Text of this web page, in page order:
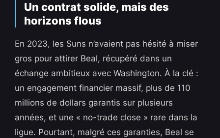
Un contrat solide, mais des
horizons flous
En 2023, les Suns n’avaient pas hésité à miser
gros pour attirer Beal, récupéré dans un
échange ambitieux avec Washington. À la clé :
un engagement financier massif, plus de 110
millions de dollars garantis sur plusieurs
années, et une « no-trade close » rare dans la
ligue. Pourtant, malgré ces garanties, Beal se